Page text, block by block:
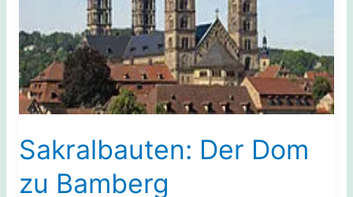
Sakralbauten: Der Dom
zu Bamberg